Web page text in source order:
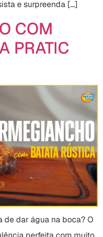
e surpreenda […]
COM
PRATIC
de dar água na boca? O